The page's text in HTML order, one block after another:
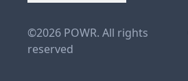
©2026 POWR. All rights
reserved